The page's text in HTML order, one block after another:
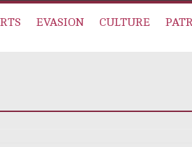
EVASION CULTURE